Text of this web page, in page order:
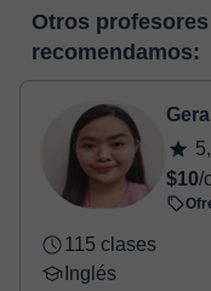
pizarra virtual o el
enlace puedes ver una
virtual
horas, podrás realizar
Tienes dos opciones
- Tarjeta de crédito.
Una vez realices el
confirmación de la
Otros
recomendamos:
$10/
115 clases
Inglés